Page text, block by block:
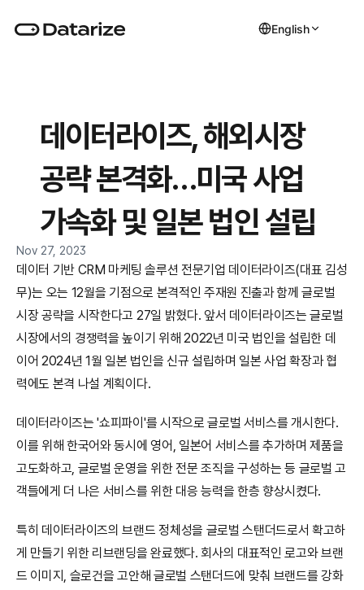
English
데이터라이즈, 해외시장
공략 본격화…미국 사업
가속화 및 일본 법인 설립
Nov 27, 2023
데이터 기반 CRM 마케팅 솔루션 전문기업 데이터라이즈(대표 김성
무)는 오는 12월을 기점으로 본격적인 주재원 진출과 함께 글로벌
시장 공략을 시작한다고 27일 밝혔다. 앞서 데이터라이즈는 글로벌
시장에서의 경쟁력을 높이기 위해 2022년 미국 법인을 설립한 데
이어 2024년 1월 일본 법인을 신규 설립하며 일본 사업 확장과 협
력에도 본격 나설 계획이다.
데이터라이즈는 '쇼피파이'를 시작으로 글로벌 서비스를 개시한다.
이를 위해 한국어와 동시에 영어, 일본어 서비스를 추가하며 제품을
고도화하고, 글로벌 운영을 위한 전문 조직을 구성하는 등 글로벌 고
객들에게 더 나은 서비스를 위한 대응 능력을 한층 향상시켰다.
특히 데이터라이즈의 브랜드 정체성을 글로벌 스탠더드로서 확고하
게 만들기 위한 리브랜딩을 완료했다. 회사의 대표적인 로고와 브랜
드 이미지, 슬로건을 고안해 글로벌 스탠더드에 맞춰 브랜드를 강화